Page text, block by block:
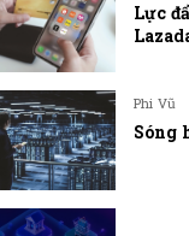
Lực
Phi Vũ
Sóng